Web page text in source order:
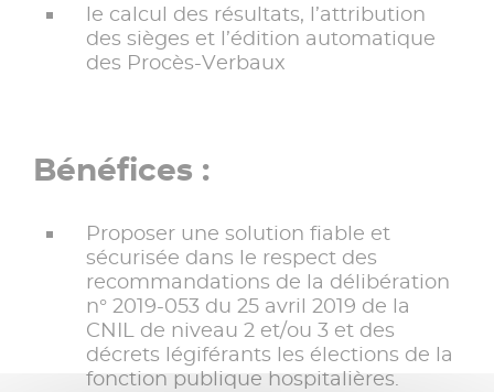
le calcul des résultats, l’attribution
des sièges et l’édition automatique
des Procès-Verbaux
Bénéfices :
Proposer une solution fiable et
sécurisée dans le respect des
recommandations de la délibération
n° 2019-053 du 25 avril 2019 de la
CNIL de niveau 2 et/ou 3 et des
décrets légiférants les élections de la
fonction publique hospitalières.